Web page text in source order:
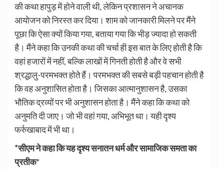
की कथा हापुड़ में होने वाली थी, लेकिन प्रशासन ने अचानक
आयोजन को निरस्त कर दिया। शाम को जानकारी मिलने पर मैंने
पूछा कि ऐसा क्यों किया गया, बताया गया कि भीड़ ज्यादा हो सकती
है। मैंने कहा कि उनकी कथा की चर्चा ही इस बात के लिए होती है कि
वहां हजारों में नहीं, बल्कि लाखों में गिनती होती है और वे सभी
श्रद्धालु-परमभक्त होते हैं। परमभक्त की सबसे बड़ी पहचान होती है
कि वह अनुशासित होता है। जिसका आत्मानुशासन है, उसका
भौतिक द्रव्यों पर भी अनुशासन होता है। मैंने कहा कि कथा को
अनुमति दी जाए। जो भी वहां गया, अभिभूत था। यही दृश्य
फर्रुखाबाद में भी था।
*सीएम ने कहा कि यह दृश्य सनातन धर्म और सामाजिक समता का
प्रतीक*